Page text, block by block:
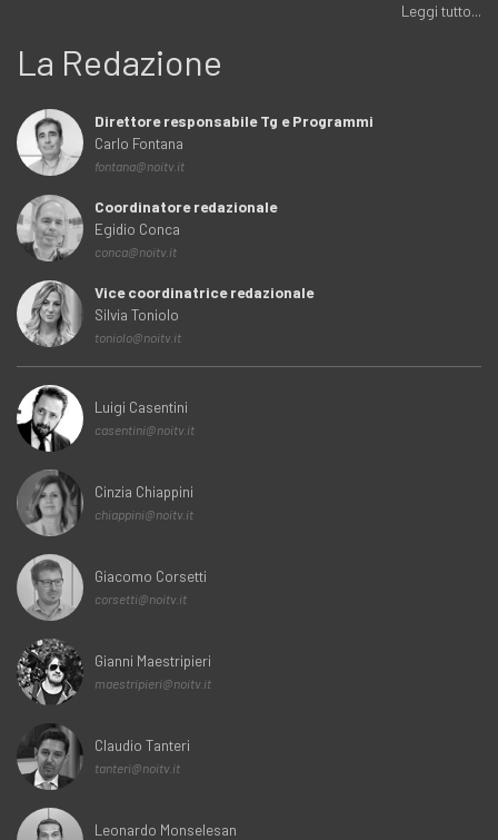
Leggi tutto...
La Redazione
Direttore responsabile Tg e Programmi
Carlo Fontana
fontana@noitv.it
Coordinatore redazionale
Egidio Conca
conca@noitv.it
Vice coordinatrice redazionale
Silvia Toniolo
toniolo@noitv.it
Luigi Casentini
casentini@noitv.it
Cinzia Chiappini
chiappini@noitv.it
Giacomo Corsetti
corsetti@noitv.it
Gianni Maestripieri
maestripieri@noitv.it
Claudio Tanteri
tanteri@noitv.it
Leonardo Monselesan